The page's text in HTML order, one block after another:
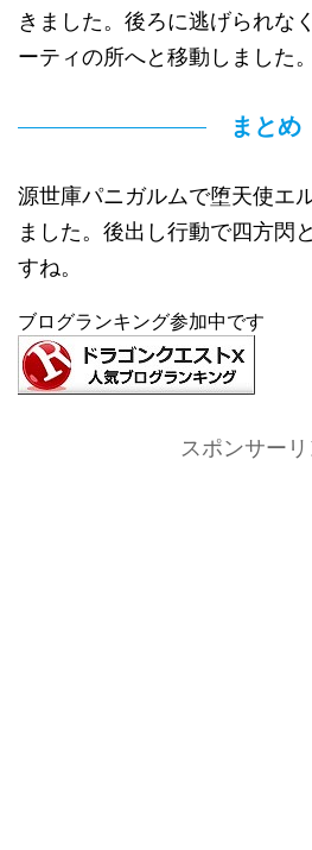
きました。後ろに逃げられな
ーティの所へと移動しました。
まとめ
源世庫パニガルムで堕天使エ
ました。後出し行動で四方閃
すね。
ブログランキング参加中です
スポンサーリ